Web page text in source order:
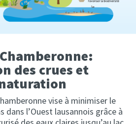
des crues et
vise à minimiser le
dans l’Ouest lausannois grâce à